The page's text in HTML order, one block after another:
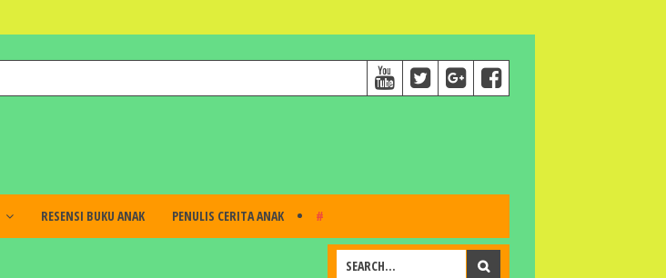
RESENSI BUKU ANAK PENULIS CERITA ANAK #